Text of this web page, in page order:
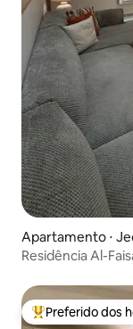
Apartamento ⋅
Residência Al-
Entre os
Preferido dos